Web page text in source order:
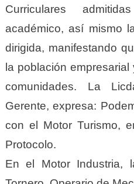
Curriculares
académico, así mismo
dirigida, manifestando
la población
comunidades. La
Gerente, expresa:
con el Motor Turismo,
Protocolo.
En el Motor Industria,